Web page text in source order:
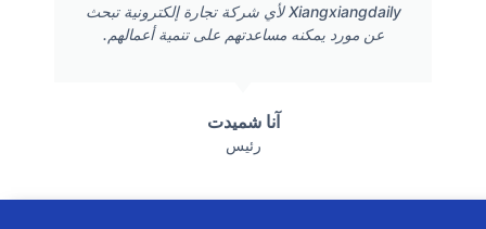
Xiangxiangdaily لأي شركة تجارة إلكترونية تبحث
عن مورد يمكنه مساعدتهم على تنمية أعمالهم.
آنا شميدت
رئيس